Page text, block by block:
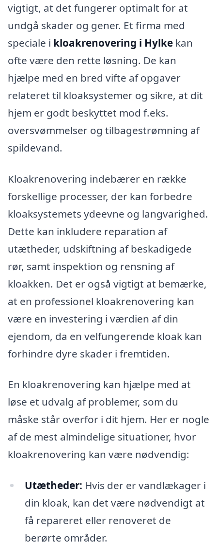
vigtigt, at det fungerer optimalt for at
undgå skader og gener. Et firma med
speciale i kloakrenovering i Hylke kan
ofte være den rette løsning. De kan
hjælpe med en bred vifte af opgaver
relateret til kloaksystemer og sikre, at dit
hjem er godt beskyttet mod f.eks.
oversvømmelser og tilbagestrømning af
spildevand.
Kloakrenovering indebærer en række
forskellige processer, der kan forbedre
kloaksystemets ydeevne og langvarighed.
Dette kan inkludere reparation af
utætheder, udskiftning af beskadigede
rør, samt inspektion og rensning af
kloakken. Det er også vigtigt at bemærke,
at en professionel kloakrenovering kan
være en investering i værdien af din
ejendom, da en velfungerende kloak kan
forhindre dyre skader i fremtiden.
En kloakrenovering kan hjælpe med at
løse et udvalg af problemer, som du
måske står overfor i dit hjem. Her er nogle
af de mest almindelige situationer, hvor
kloakrenovering kan være nødvendig:
Utætheder: Hvis der er vandlækager i
din kloak, kan det være nødvendigt at
få repareret eller renoveret de
berørte områder.